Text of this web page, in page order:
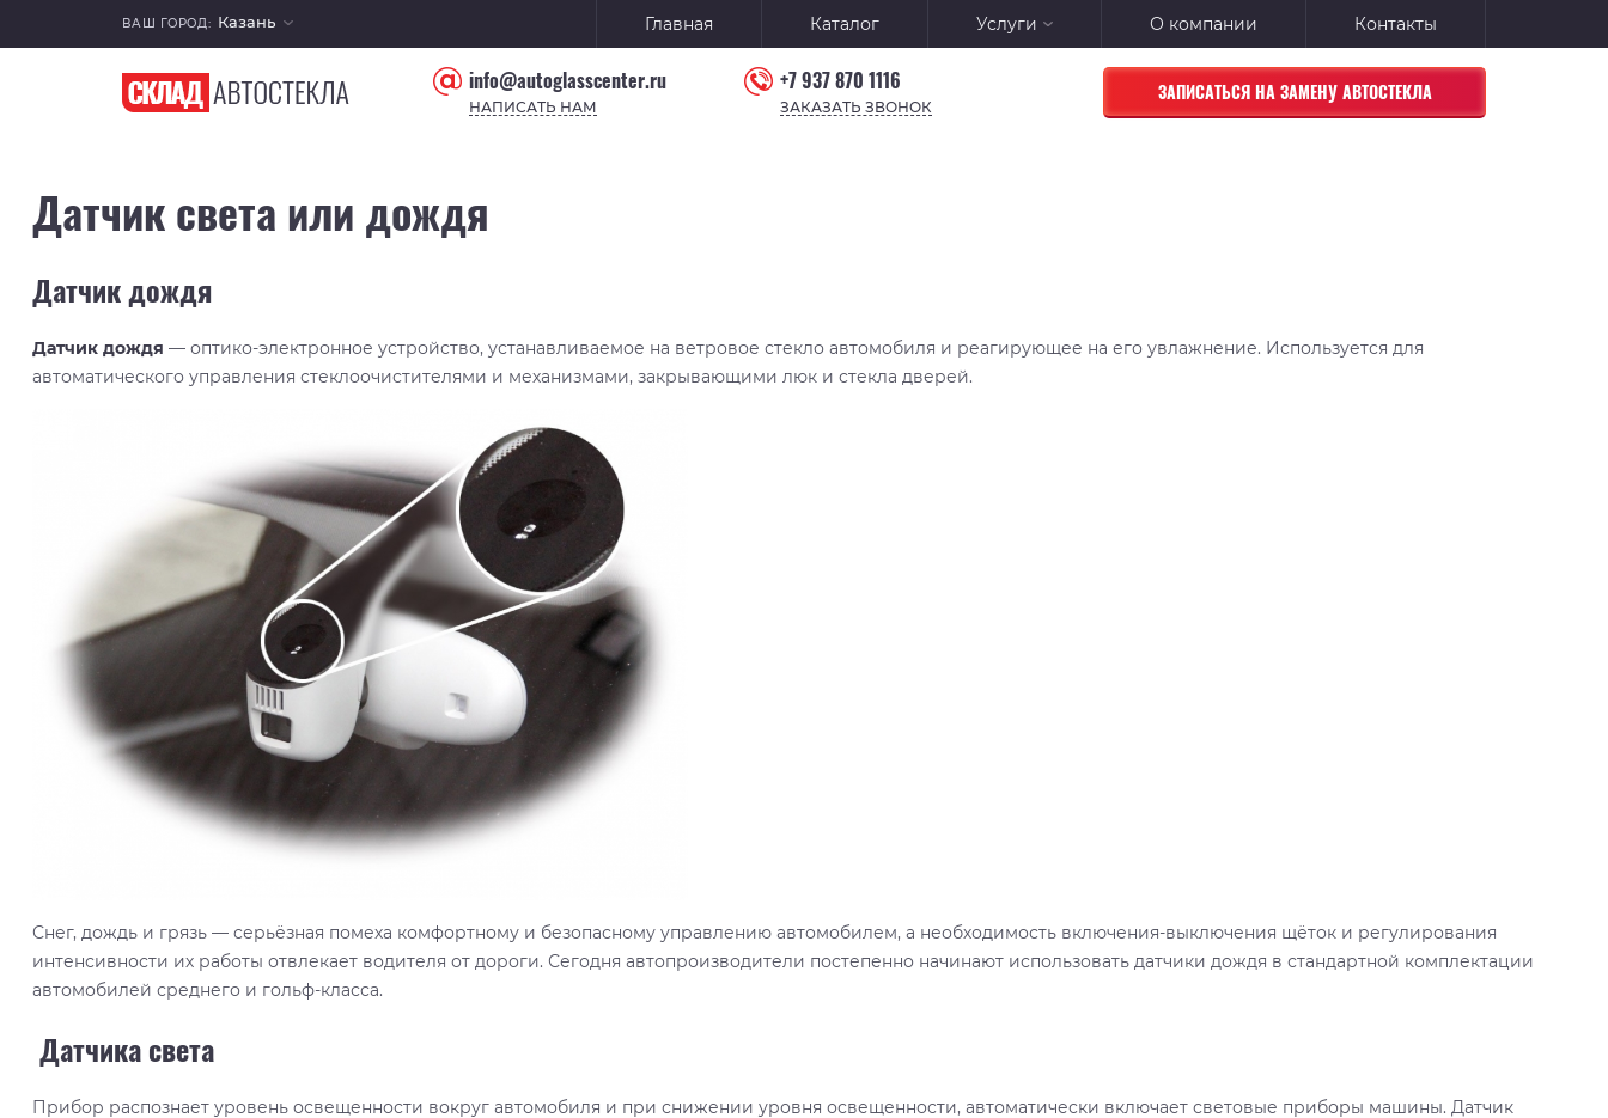
ВАШ ГОРОД: Казань Главная Каталог Услуги О компании Контакты
info@autoglasscenter.ru
НАПИСАТЬ НАМ
+7 937 870 1116
ЗАКАЗАТЬ ЗВОНОК
ЗАПИСАТЬСЯ НА ЗАМЕНУ АВТОСТЕКЛА
Датчик света или дождя
Датчик дождя
Датчик дождя — оптико-электронное устройство, устанавливаемое на ветровое стекло автомобиля и реагирующее на его увлажнение. Используется для
автоматического управления стеклоочистителями и механизмами, закрывающими люк и стекла дверей.
Снег, дождь и грязь — серьёзная помеха комфортному и безопасному управлению автомобилем, а необходимость включения-выключения щёток и регулирования
интенсивности их работы отвлекает водителя от дороги. Сегодня автопроизводители постепенно начинают использовать датчики дождя в стандартной комплектации
автомобилей среднего и гольф-класса.
Датчика света
Прибор распознает уровень освещенности вокруг автомобиля и при снижении уровня освещенности, автоматически включает световые приборы машины. Датчик